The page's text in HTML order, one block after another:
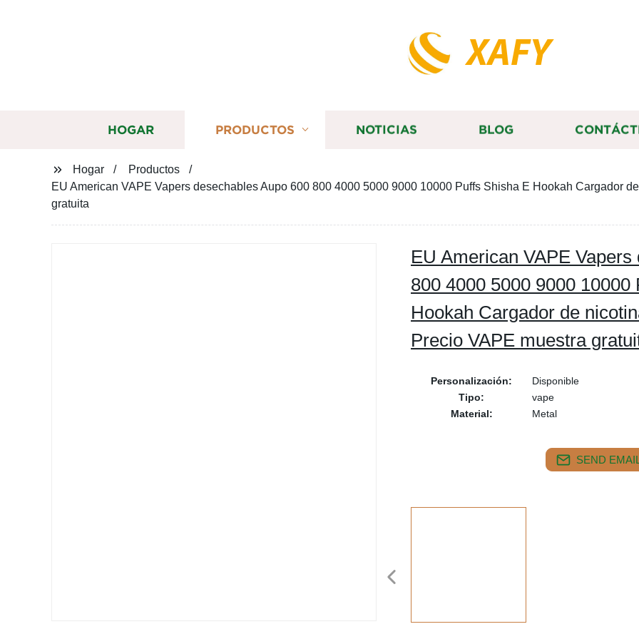
XAFY
HOGAR PRODUCTOS NOTICIAS BLOG
Hogar
Productos
EU American VAPE Vapers desechables Aupo 600 800 4000 5000 9000 10000 Puffs Shisha E Hookah Cargador
gratuita
EU American VAPE
800 4000 5000 9000 10000
Hookah Cargador de
Precio VAPE muestra
Personalización:
Disponible
Tipo:
vape
Material:
Metal
SEND